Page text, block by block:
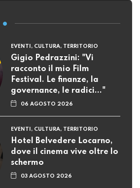
EVENTI, CULTURA, TERRITORIO
Gigio Pedrazzini: "Vi
racconto il mio Film
Festival. Le finanze, la
governance, le radici..."
06 AGOSTO 2026
EVENTI, CULTURA, TERRITORIO
Hotel Belvedere Locarno,
dove il cinema vive oltre lo
schermo
03 AGOSTO 2026